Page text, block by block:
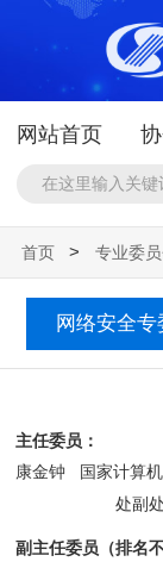
网站首页
政策法规 新
首页 > 专业委
网络安全专
主任委员：
康金钟
国家计算
处副
副主任委员（排名